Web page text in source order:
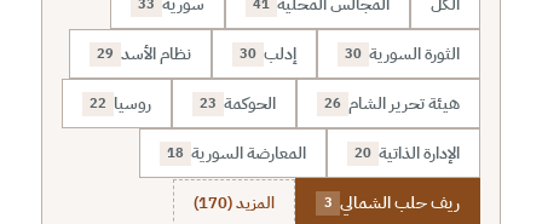
الثورة السورية 30 إدلب 30 نظام الأسد 29
هيئة تحرير الشام 26 الحوكمة 23 روسيا 22
الإدارة الذاتية 20 المعارضة السورية 18
ريف حلب الشمالي 3 المزيد (170)